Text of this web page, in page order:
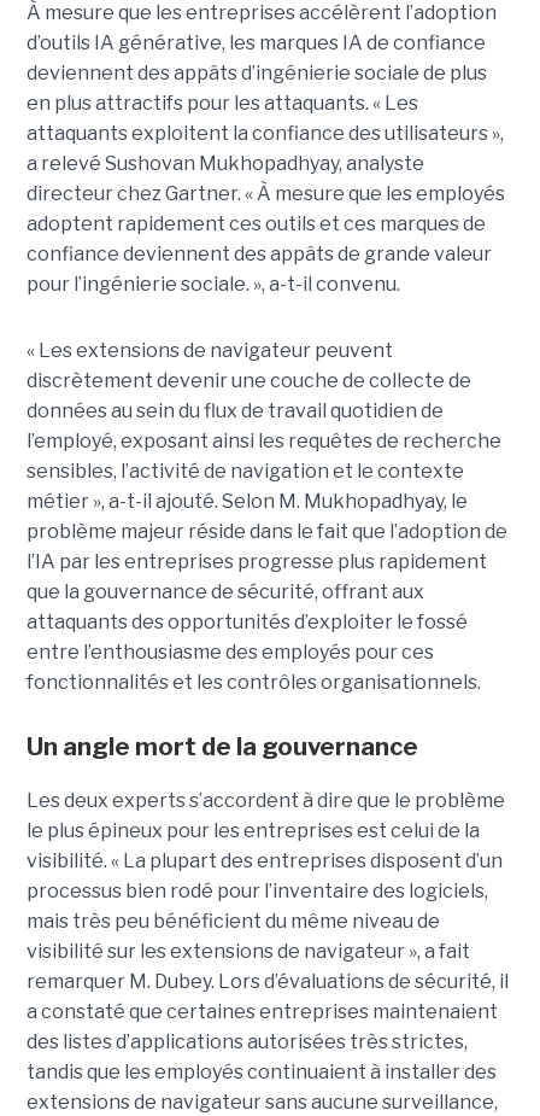
À mesure que les entreprises accélèrent l’adoption
d’outils IA générative, les marques IA de confiance
deviennent des appâts d’ingénierie sociale de plus
en plus attractifs pour les attaquants. « Les
attaquants exploitent la confiance des utilisateurs »,
a relevé Sushovan Mukhopadhyay, analyste
directeur chez Gartner. « À mesure que les employés
adoptent rapidement ces outils et ces marques de
confiance deviennent des appâts de grande valeur
pour l’ingénierie sociale. », a-t-il convenu.
« Les extensions de navigateur peuvent
discrètement devenir une couche de collecte de
données au sein du flux de travail quotidien de
l’employé, exposant ainsi les requêtes de recherche
sensibles, l’activité de navigation et le contexte
métier », a-t-il ajouté. Selon M. Mukhopadhyay, le
problème majeur réside dans le fait que l’adoption de
l’IA par les entreprises progresse plus rapidement
que la gouvernance de sécurité, offrant aux
attaquants des opportunités d’exploiter le fossé
entre l’enthousiasme des employés pour ces
fonctionnalités et les contrôles organisationnels.
Un angle mort de la gouvernance
Les deux experts s’accordent à dire que le problème
le plus épineux pour les entreprises est celui de la
visibilité. « La plupart des entreprises disposent d’un
processus bien rodé pour l’inventaire des logiciels,
mais très peu bénéficient du même niveau de
visibilité sur les extensions de navigateur », a fait
remarquer M. Dubey. Lors d’évaluations de sécurité, il
a constaté que certaines entreprises maintenaient
des listes d’applications autorisées très strictes,
tandis que les employés continuaient à installer des
extensions de navigateur sans aucune surveillance,